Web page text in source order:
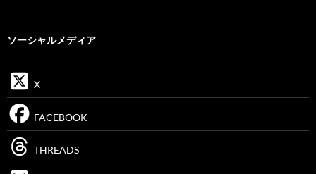
ソーシャルメディア
X
FACEBOOK
THREADS